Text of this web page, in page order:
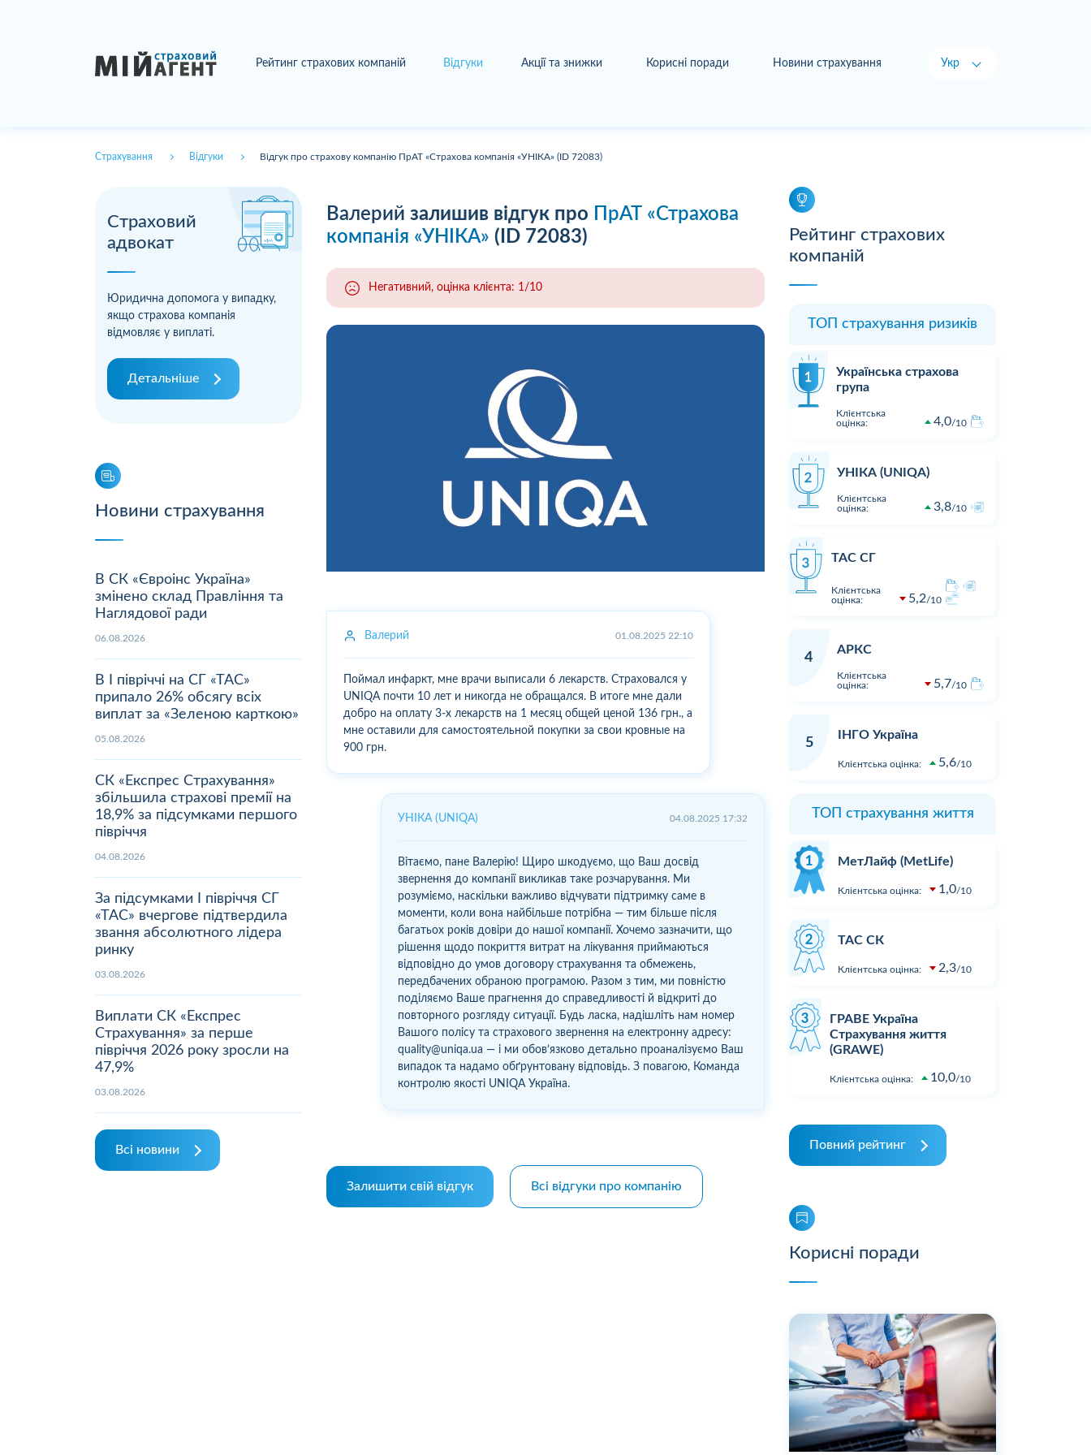
Рейтинг страхових компаній Відгуки Акції та знижки Корисні поради Новини страхування Укр
Страхування Відгуки Відгук про страхову компанію ПрАТ «Страхова компанія «УНІКА» (ID 72083)
Страховий
адвокат
Юридична допомога у випадку,
якщо страхова компанія
відмовляє у виплаті.
Детальніше
Новини страхування
В СК «Євроінс Україна»
змінено склад Правління та
Наглядової ради
06.08.2026
В І півріччі на СГ «ТАС»
припало 26% обсягу всіх
виплат за «Зеленою карткою»
05.08.2026
СК «Експрес Страхування»
збільшила страхові премії на
18,9% за підсумками першого
півріччя
04.08.2026
За підсумками І півріччя СГ
«ТАС» вчергове підтвердила
звання абсолютного лідера
ринку
03.08.2026
Виплати СК «Експрес
Страхування» за перше
півріччя 2026 року зросли на
47,9%
03.08.2026
Всі новини
Валерий залишив відгук про
ПрАТ «Страхова
компанія «УНІКА» (ID 72083)
Негативний, оцінка клієнта: 1/10
Валерий 01.08.2025 22:10
Поймал инфаркт, мне врачи выписали 6 лекарств. Страховался у
UNIQA почти 10 лет и никогда не обращался. В итоге мне дали
добро на оплату 3-х лекарств на 1 месяц общей ценой 136 грн., а
мне оставили для самостоятельной покупки за свои кровные на
900 грн.
УНІКА (UNIQA) 04.08.2025 17:32
Вітаємо, пане Валерію! Щиро шкодуємо, що Ваш досвід
звернення до компанії викликав таке розчарування. Ми
розуміємо, наскільки важливо відчувати підтримку саме в
моменти, коли вона найбільше потрібна — тим більше після
багатьох років довіри до нашої компанії. Хочемо зазначити, що
рішення щодо покриття витрат на лікування приймаються
відповідно до умов договору страхування та обмежень,
передбачених обраною програмою. Разом з тим, ми повністю
поділяємо Ваше прагнення до справедливості й відкриті до
повторного розгляду ситуації. Будь ласка, надішліть нам номер
Вашого полісу та страхового звернення на електронну адресу:
quality@uniqa.ua — і ми обов’язково детально проаналізуємо Ваш
випадок та надамо обґрунтовану відповідь. З повагою, Команда
контролю якості UNIQA Україна.
Залишити свій відгук Всі відгуки про компанію
Рейтинг страхових
компаній
ТОП страхування ризиків
Українська страхова
група
Клієнтська
оцінка:
4,0 10
УНІКА (UNIQA)
Клієнтська
оцінка:
3,8 10
ТАС СГ
Клієнтська
оцінка:
5,2 10
4
АРКС
Клієнтська
оцінка:
5,7 10
5
ІНГО Україна
Клієнтська оцінка: 5,6 10
ТОП страхування життя
МетЛайф (MetLife)
Клієнтська оцінка: 1,0 10
ТАС СК
Клієнтська оцінка: 2,3 10
ГРАВЕ Україна
Страхування життя
(GRAWE)
Клієнтська оцінка: 10,0 10
Повний рейтинг
Корисні поради